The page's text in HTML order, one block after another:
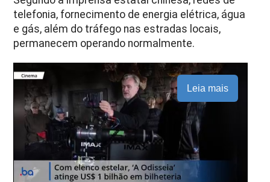
telefonia, fornecimento de energia elétrica, água
e gás, além do tráfego nas estradas locais,
permanecem operando normalmente.
Leia mais